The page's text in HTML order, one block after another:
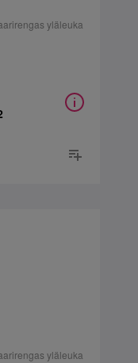
yläleuka
yläleuka